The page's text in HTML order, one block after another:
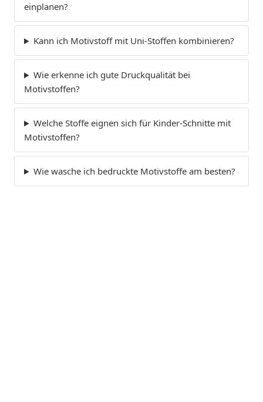
einplanen?
Kann ich Motivstoff mit Uni-Stoffen kombinieren?
Wie erkenne ich gute Druckqualität bei
Motivstoffen?
Welche Stoffe eignen sich für Kinder-Schnitte mit
Motivstoffen?
Wie wasche ich bedruckte Motivstoffe am besten?